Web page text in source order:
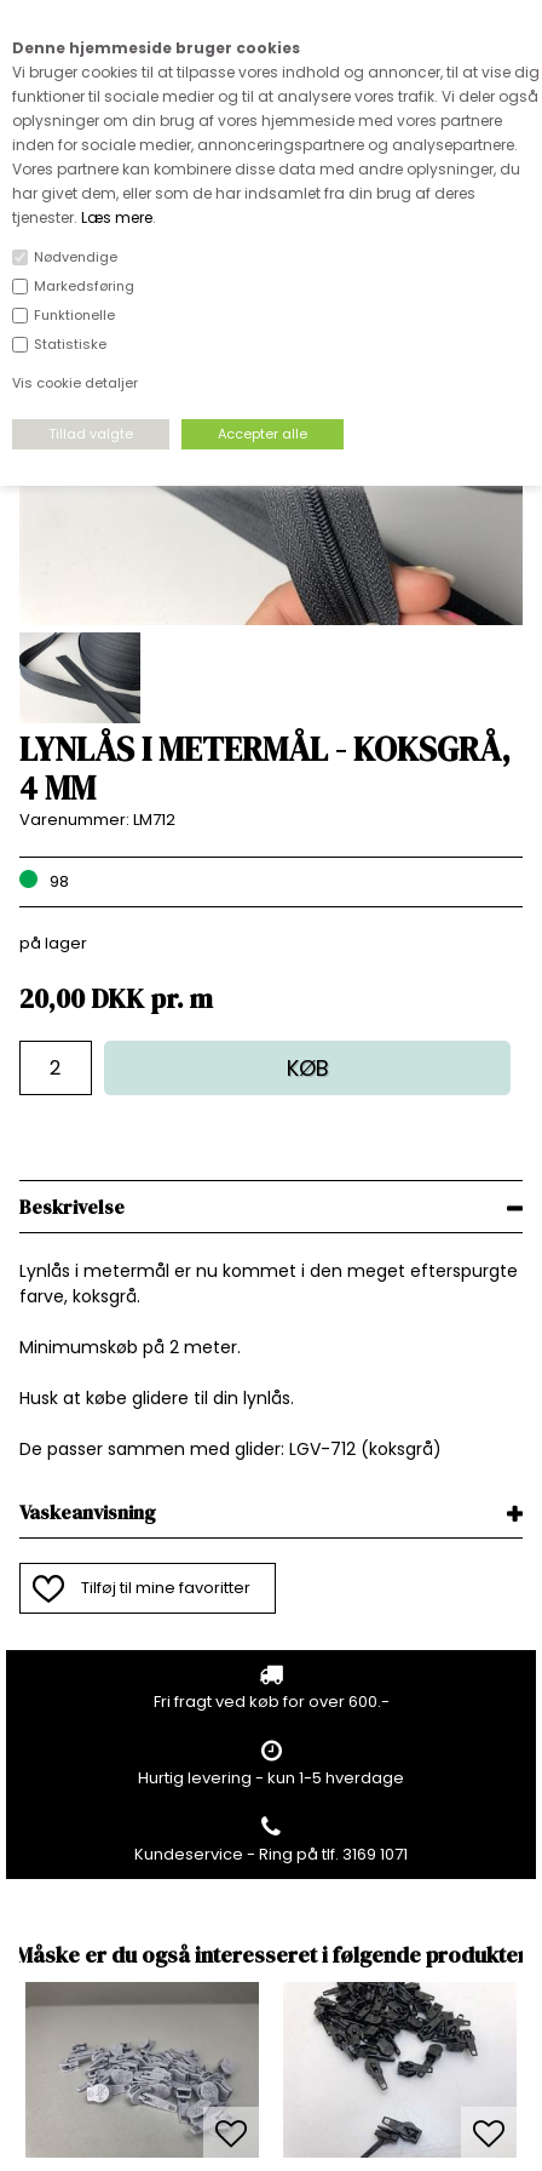
Denne hjemmeside bruger cookies
Vi bruger cookies til at tilpasse vores indhold og annoncer, til at vise dig
funktioner til sociale medier og til at analysere vores trafik. Vi deler også
oplysninger om din brug af vores hjemmeside med vores partnere
inden for sociale medier, annonceringspartnere og analysepartnere.
Vores partnere kan kombinere disse data med andre oplysninger, du
har givet dem, eller som de har indsamlet fra din brug af deres
tjenester. Læs mere.
Nødvendige
Markedsføring
Funktionelle
Statistiske
Vis cookie detaljer
FORSIDE›TILBEHØR›
LYNLÅS I METERMÅL - KOKSGRÅ,
4 MM
Varenummer: LM712
98
på lager
20,00DKKpr.m
KØB
Beskrivelse
Lynlås i metermål er nu kommet i den meget efterspurgte
farve, koksgrå.
Minimumskøb på 2 meter.
Husk at købe glidere til din lynlås.
De passer sammen med glider: LGV-712 (koksgrå)
Vaskeanvisning
Tilføj til mine favoritter
Fri fragt ved køb for over 600.-
Hurtig levering - kun 1-5 hverdage
Kundeservice - Ring på tlf. 3169 1071
Måske er du også interesseret i følgende produkter